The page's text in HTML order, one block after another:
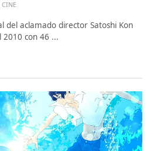
CINE
del aclamado director Satoshi Kon
2010 con 46 ...